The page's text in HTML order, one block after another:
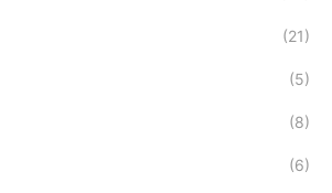
(21)
(5)
(8)
(6)